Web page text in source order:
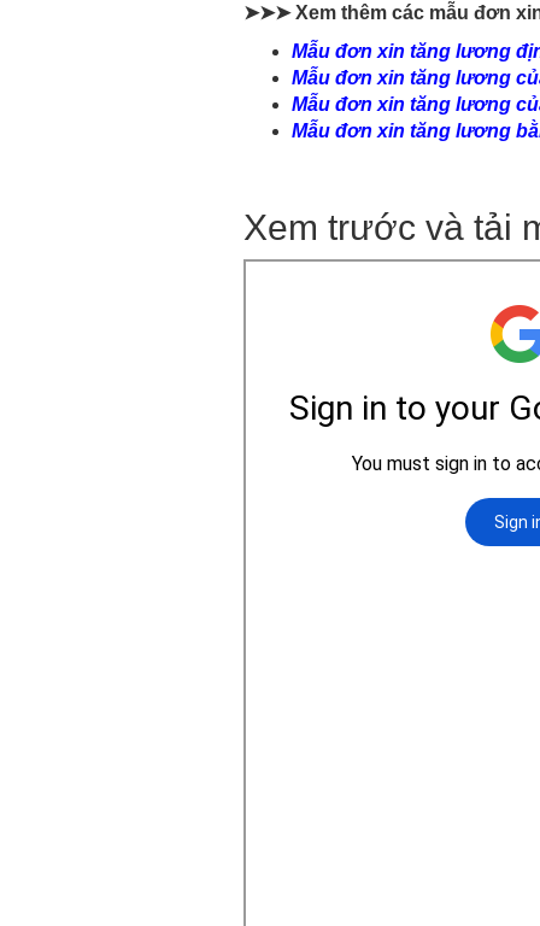
➤➤➤ Xem thêm các mẫu đơn
Mẫu đơn xin tăng lương
Mẫu đơn xin tăng lương
Mẫu đơn xin tăng lương
Mẫu đơn xin tăng lương
Xem trước và tải